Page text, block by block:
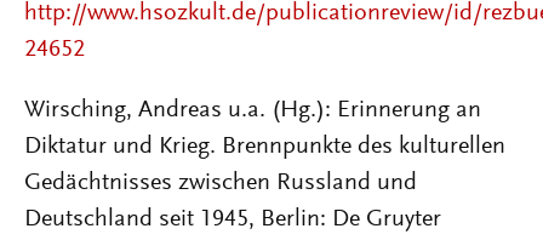
http://www.hsozkult.de/publicationreview/id/
24652
Wirsching, Andreas u.a. (Hg.): Erinnerung an
Diktatur und Krieg. Brennpunkte des kulturellen
Gedächtnisses zwischen Russland und
Deutschland seit 1945, Berlin: De Gruyter